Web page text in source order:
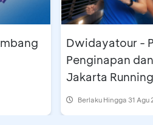
Dwidayatour - Paket Bundling
Penginapan
Jakarta
Berlaku Hingga 31 Agu